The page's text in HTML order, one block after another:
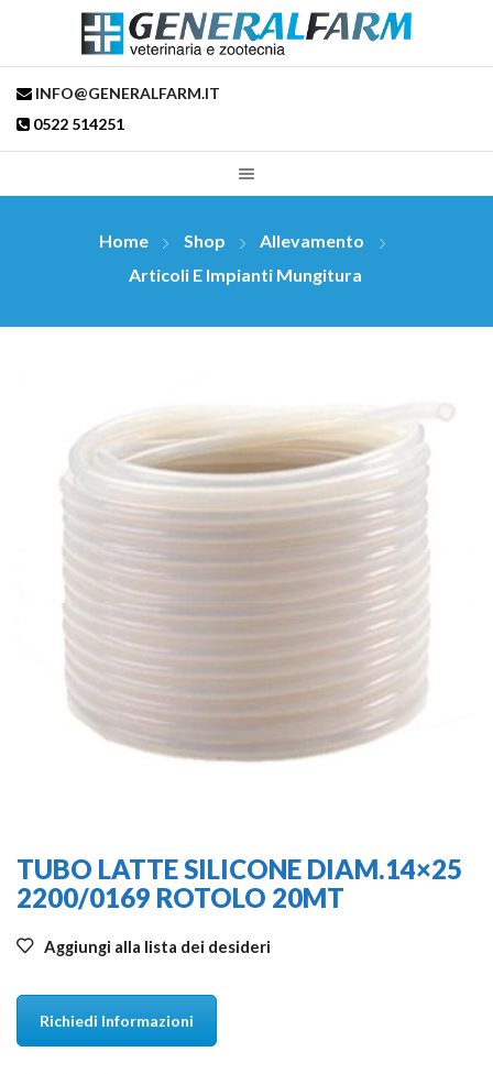
INFO@GENERALFARM.IT
0522 514251
Home Shop
Allevamento
Articoli E Impianti Mungitura
TUBO LATTE SILICONE DIAM.14×25
2200/0169 ROTOLO 20MT
Aggiungi alla lista dei desideri
Richiedi Informazioni